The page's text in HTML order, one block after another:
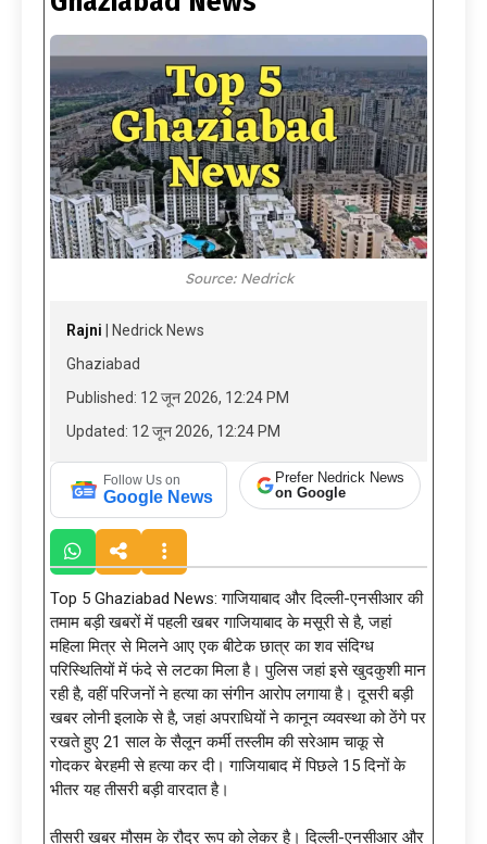
Source: Nedrick
Rajni | Nedrick News
Ghaziabad
Published: 12 जून 2026, 12:24 PM
Updated: 12 जून 2026, 12:24 PM
Follow Us on
Google News
Prefer Nedrick News
on Google
Top 5 Ghaziabad News: गाजियाबाद और दिल्ली-एनसीआर की
तमाम बड़ी खबरों में पहली खबर गाजियाबाद के मसूरी से है, जहां
महिला मित्र से मिलने आए एक बीटेक छात्र का शव संदिग्ध
परिस्थितियों में फंदे से लटका मिला है। पुलिस जहां इसे खुदकुशी मान
रही है, वहीं परिजनों ने हत्या का संगीन आरोप लगाया है। दूसरी बड़ी
खबर लोनी इलाके से है, जहां अपराधियों ने कानून व्यवस्था को ठेंगे पर
रखते हुए 21 साल के सैलून कर्मी तस्लीम की सरेआम चाकू से
गोदकर बेरहमी से हत्या कर दी। गाजियाबाद में पिछले 15 दिनों के
भीतर यह तीसरी बड़ी वारदात है।
तीसरी खबर मौसम के रौद्र रूप को लेकर है। दिल्ली-एनसीआर और